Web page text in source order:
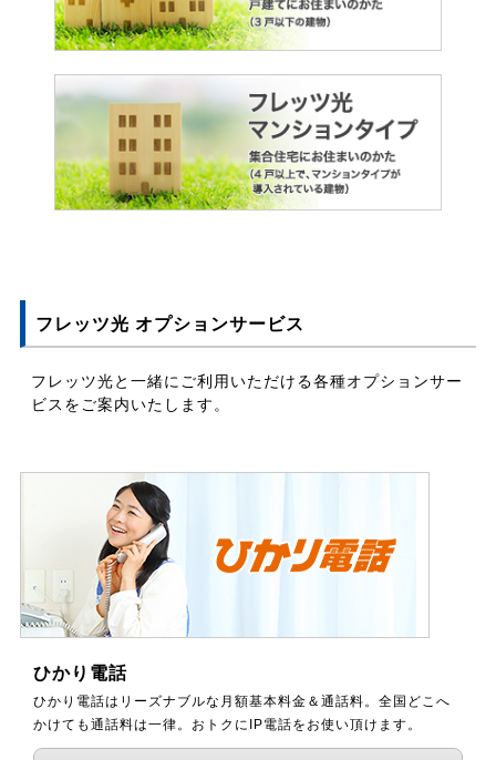
フレッツ光 オプションサービス
フレッツ光と一緒にご利用いただける各種オプションサー
ビスをご案内いたします。
ひかり電話
ひかり電話はリーズナブルな月額基本料金＆通話料。全国どこへ
かけても通話料は一律。おトクにIP電話をお使い頂けます。